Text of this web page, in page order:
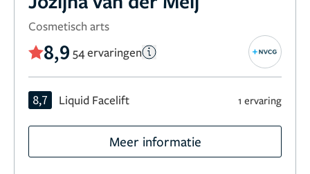
Cosmetisch arts
8,9 54 ervaringen
8,7 Liquid Facelift 1 ervaring
Meer informatie